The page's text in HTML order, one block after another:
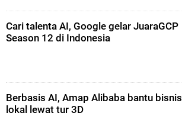
Cari talenta AI, Google gelar JuaraGCP
Season 12 di Indonesia
Berbasis AI, Amap Alibaba bantu bisnis
lokal lewat tur 3D